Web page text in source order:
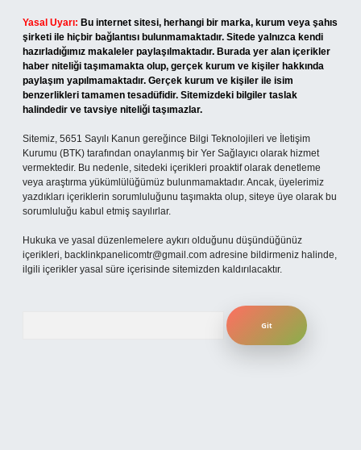
Yasal Uyarı: Bu internet sitesi, herhangi bir marka, kurum veya şahıs
şirketi ile hiçbir bağlantısı bulunmamaktadır. Sitede yalnızca kendi
hazırladığımız makaleler paylaşılmaktadır. Burada yer alan içerikler
haber niteliği taşımamakta olup, gerçek kurum ve kişiler hakkında
paylaşım yapılmamaktadır. Gerçek kurum ve kişiler ile isim
benzerlikleri tamamen tesadüfidir. Sitemizdeki bilgiler taslak
halindedir ve tavsiye niteliği taşımazlar.
Sitemiz, 5651 Sayılı Kanun gereğince Bilgi Teknolojileri ve İletişim
Kurumu (BTK) tarafından onaylanmış bir Yer Sağlayıcı olarak hizmet
vermektedir. Bu nedenle, sitedeki içerikleri proaktif olarak denetleme
veya araştırma yükümlülüğümüz bulunmamaktadır. Ancak, üyelerimiz
yazdıkları içeriklerin sorumluluğunu taşımakta olup, siteye üye olarak bu
sorumluluğu kabul etmiş sayılırlar.
Hukuka ve yasal düzenlemelere aykırı olduğunu düşündüğünüz
içerikleri, backlinkpanelicomtr@gmail.com adresine bildirmeniz halinde,
ilgili içerikler yasal süre içerisinde sitemizden kaldırılacaktır.